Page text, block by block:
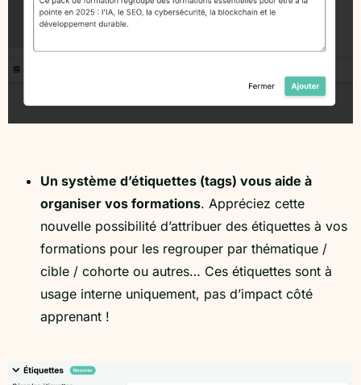
Un système d’étiquettes (tags) vous aide à
organiser vos formations. Appréciez cette
nouvelle possibilité d’attribuer des étiquettes à vos
formations pour les regrouper par thématique /
cible / cohorte ou autres… Ces étiquettes sont à
usage interne uniquement, pas d’impact côté
apprenant !